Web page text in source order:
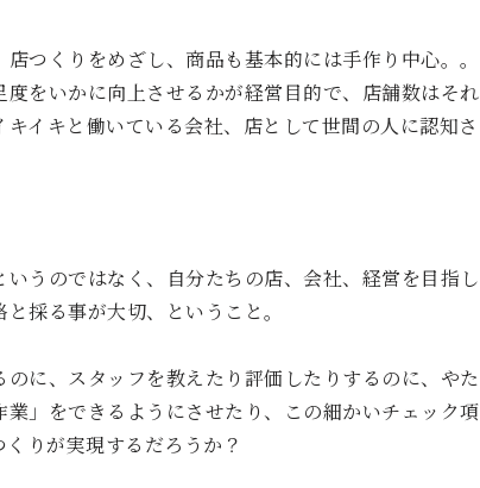
つくりをめざし、商品も基本的には手作り中心。。
をいかに向上させるかが経営目的で、店舗数はそれ
イキと働いている会社、店として世間の人に認知さ
うのではなく、自分たちの店、会社、経営を目指し
採る事が大切、ということ。
に、スタッフを教えたり評価したりするのに、やた
」をできるようにさせたり、この細かいチェック項
りが実現するだろうか？